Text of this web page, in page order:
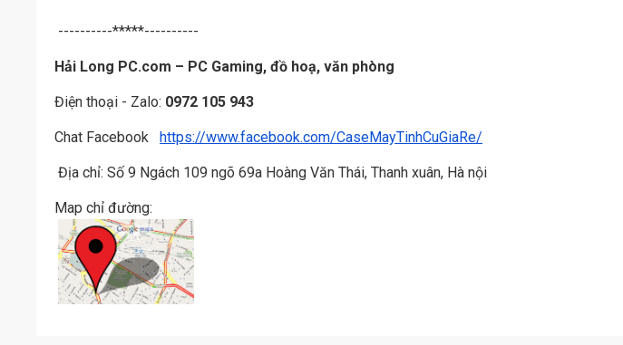
----------*****----------
Hải Long PC.com – PC Gaming, đồ hoạ, văn phòng
Điện thoại - Zalo: 0972 105 943
Chat Facebook https://www.facebook.com/CaseMayTinhCuGiaRe/
Địa chỉ: Số 9 Ngách 109 ngõ 69a Hoàng Văn Thái, Thanh xuân, Hà nội
Map chỉ đường: